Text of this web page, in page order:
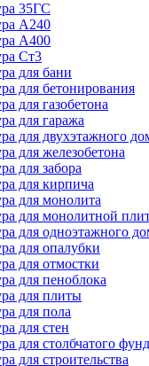
35ГС
А240
А400
Ст3
для бани
для бетонирования
для газобетона
для гаража
для двухэтажного
для железобетона
для забора
для кирпича
для монолита
для монолитной
для одноэтажного
для опалубки
для отмостки
для пеноблока
для плиты
для пола
для стен
для столбчатого
для строительства